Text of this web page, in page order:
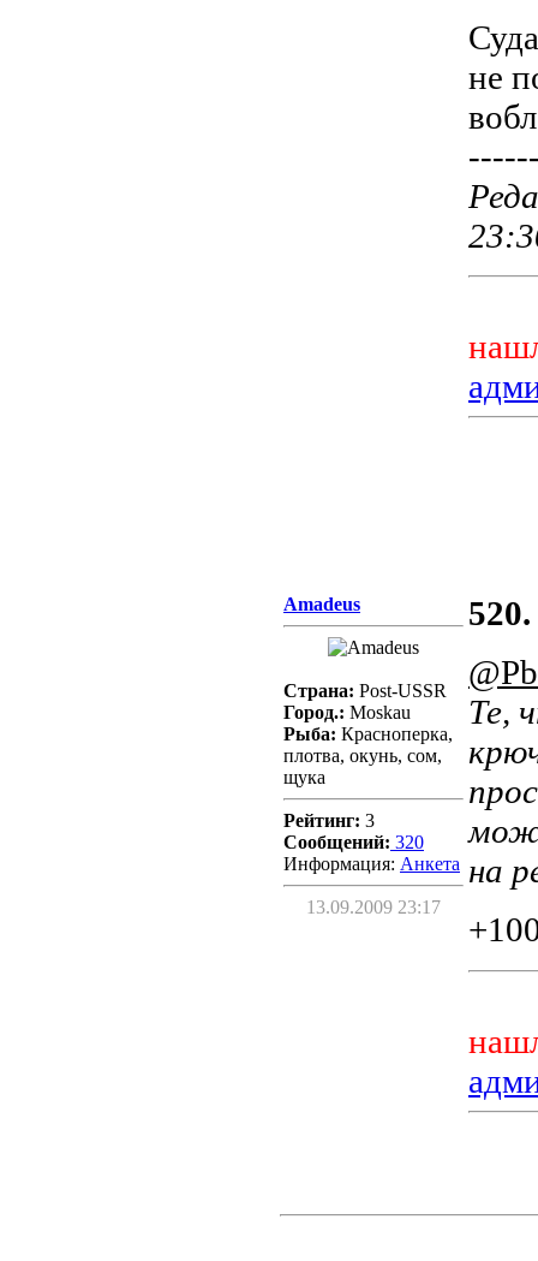
не
Amadeus
Страна: Post-USSR
Город.: Moskau
Рыба: Красноперка,
плотва, окунь, сом,
щука
Рейтинг: 3
Сообщений: 320
Информация: Aнкета
13.09.2009 23:17
520.
Те,
на